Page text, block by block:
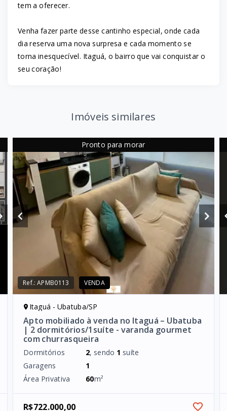
tem a oferecer.
Venha fazer parte desse cantinho especial, onde cada
dia reserva uma nova surpresa e cada momento se
torna inesquecível. Itaguá, o bairro que vai conquistar o
seu coração!
Imóveis similares
Pronto para morar
Ref.:APMB0113 VENDA
Itaguá - Ubatuba/SP
Apto mobiliado à venda no Itaguá – Ubatuba
| 2 dormitórios/1suíte - varanda gourmet
com churrasqueira
Dormitórios 2, sendo 1 suíte
Garagens
1
Área Privativa
60m²
R$722.000,00